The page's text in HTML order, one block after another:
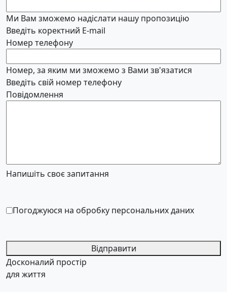
Ми Вам зможемо надіслати нашу пропозицію
Введіть коректний E-mail
Номер телефону
Номер, за яким ми зможемо з Вами зв'язатися
Введіть свій номер телефону
Повідомлення
Напишіть своє запитання
Погоджуюся на обробку персональних даних
Відправити
Досконалий простір
для життя